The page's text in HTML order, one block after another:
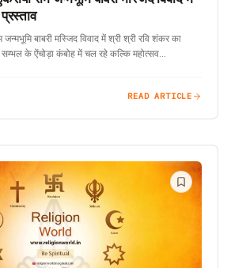
जन्मभूमि बाबरी मस्जिद विवाद में श्री श्री रवि शंकर का
के ऐंचोड़ा कंबोह में चल रहे कल्कि महोत्सव…
READ ARTICLE